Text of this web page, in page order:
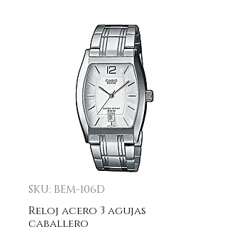
SKU: BEM-106D
Reloj acero 3 agujas
caballero